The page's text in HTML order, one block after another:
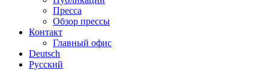
Пресса
Обзор прессы
Контакт
Главный офис
Deutsch
Русский